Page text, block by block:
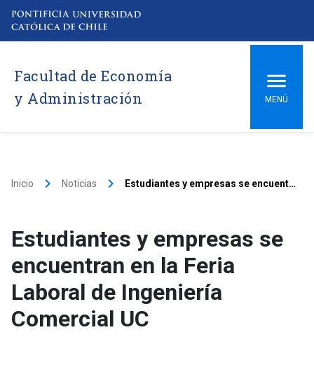
Facultad de Economía
y Administración
MENÚ
Inicio keyboard_arrow_right Noticias keyboard_arrow_right Estudiantes y empresas se encuentran en la Feria Laboral de Ingeniería Comercial UC
Estudiantes y empresas se
encuentran en la Feria
Laboral de Ingeniería
Comercial UC